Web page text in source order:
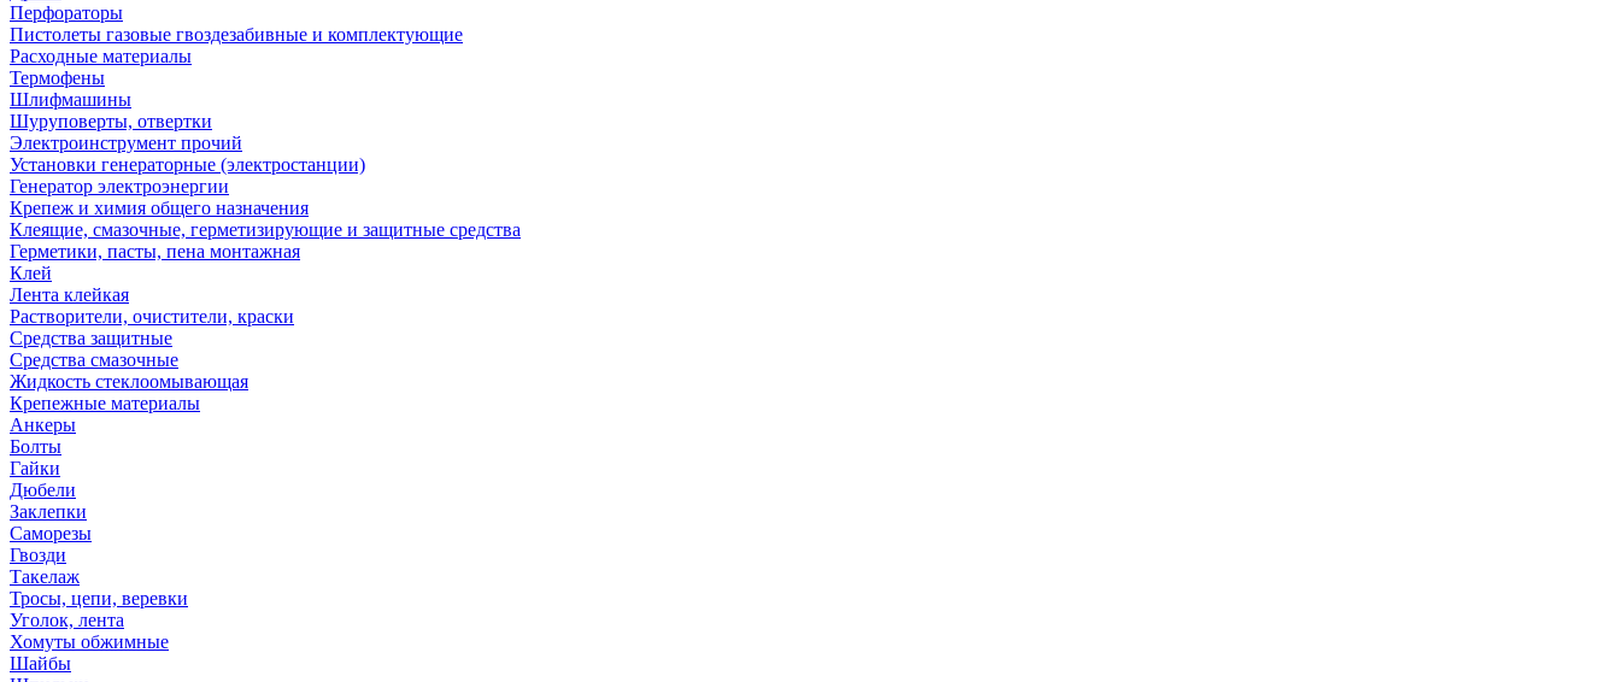
Перфораторы
Пистолеты газовые гвоздезабивные и комплектующие
Расходные материалы
Термофены
Шлифмашины
Шуруповерты, отвертки
Электроинструмент прочий
Установки генераторные (электростанции)
Генератор электроэнергии
Крепеж и химия общего назначения
Клеящие, смазочные, герметизирующие и защитные средства
Герметики, пасты, пена монтажная
Клей
Лента клейкая
Растворители, очистители, краски
Средства защитные
Средства смазочные
Жидкость стеклоомывающая
Крепежные материалы
Анкеры
Болты
Гайки
Дюбели
Заклепки
Саморезы
Гвозди
Такелаж
Тросы, цепи, веревки
Уголок, лента
Хомуты обжимные
Шайбы